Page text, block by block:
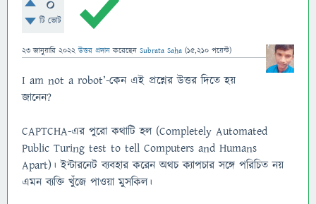
0
টি ভোট
23 জানুয়ারি 2022 উত্তর প্রদান করেছেন Subrata Saha (15,210 পয়েন্ট)
I am not a robot’-কেন এই প্রশ্নের উত্তর দিতে হয়
জানেন?
CAPTCHA-এর পুরো কথাটি হল (Completely Automated
Public Turing test to tell Computers and Humans
Apart)। ইন্টারনেট ব্যবহার করেন অথচ ক্যাপচার সঙ্গে পরিচিত নয়
এমন ব্যক্তি খুঁজে পাওয়া মুসকিল।